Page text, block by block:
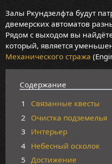
Залы Ркундзелфта будут
двемерских автоматов
Рядом с выходом вы
который, является
Механического стража
Содержание
1
Связанные квесты
2
Очистка подземелья
3
Интерьер
4
Небесный осколок
5 Достижение